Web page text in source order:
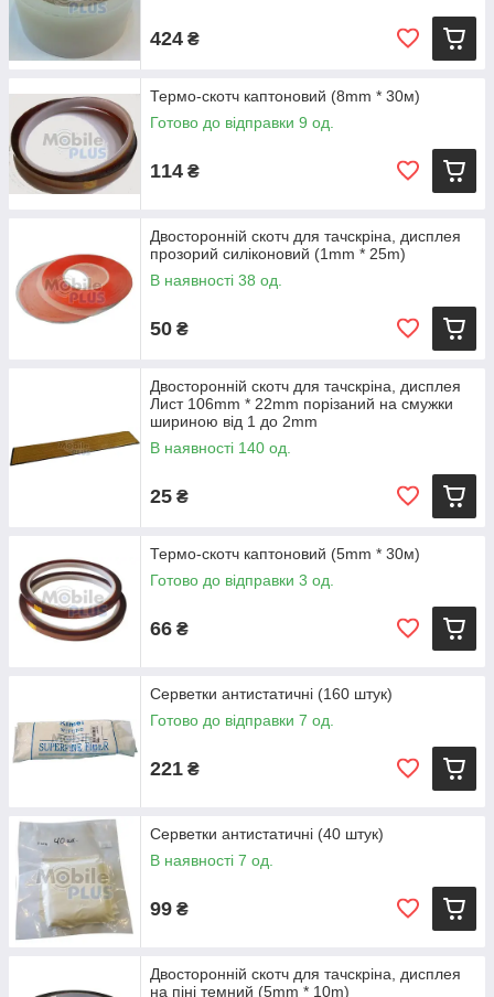
424 ₴
Термо-скотч каптоновий (8mm * 30м)
Готово до відправки 9 од.
114 ₴
Двосторонній скотч для тачскріна, дисплея
прозорий силіконовий (1mm * 25m)
В наявності 38 од.
50 ₴
Двосторонній скотч для тачскріна, дисплея
Лист 106mm * 22mm порізаний на смужки
шириною від 1 до 2mm
В наявності 140 од.
25 ₴
Термо-скотч каптоновий (5mm * 30м)
Готово до відправки 3 од.
66 ₴
Серветки антистатичні (160 штук)
Готово до відправки 7 од.
221 ₴
Серветки антистатичні (40 штук)
В наявності 7 од.
99 ₴
Двосторонній скотч для тачскріна, дисплея
на піні темний (5mm * 10m)